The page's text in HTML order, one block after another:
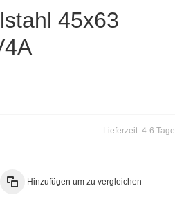
45x63
Lieferzeit:4-6 Tage
Hinzufügen um zu vergleichen